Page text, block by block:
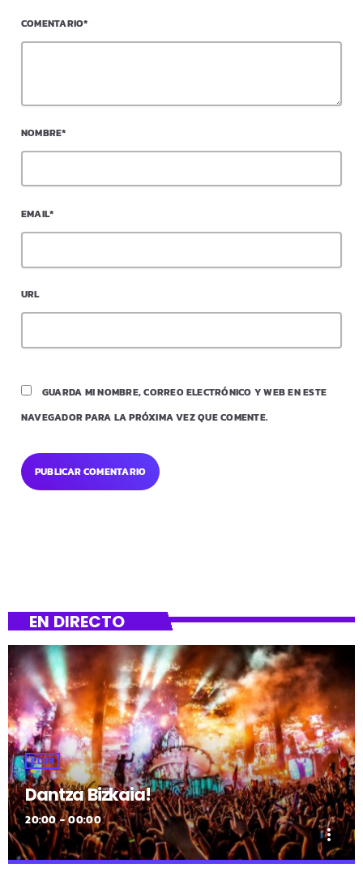
COMENTARIO*
NOMBRE*
EMAIL*
URL
GUARDA MI NOMBRE, CORREO ELECTRÓNICO Y WEB EN ESTE
NAVEGADOR PARA LA PRÓXIMA VEZ QUE COMENTE.
EN DIRECTO
CLUB
Dantza Bizkaia!
20:00 - 00:00
more_vert